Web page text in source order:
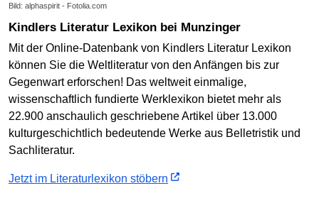
Bild: alphaspirit - Fotolia.com
Kindlers Literatur Lexikon bei Munzinger
Mit der Online-Datenbank von Kindlers Literatur Lexikon
können Sie die Weltliteratur von den Anfängen bis zur
Gegenwart erforschen! Das weltweit einmalige,
wissenschaftlich fundierte Werklexikon bietet mehr als
22.900 anschaulich geschriebene Artikel über 13.000
kulturgeschichtlich bedeutende Werke aus Belletristik und
Sachliteratur.
Jetzt im Literaturlexikon stöbern